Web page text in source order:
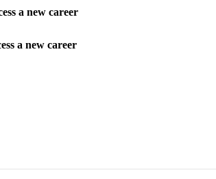
a new career
a new career